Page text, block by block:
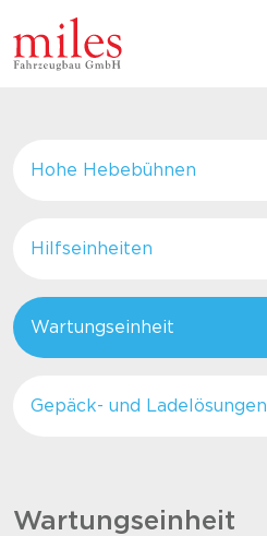
Hohe Hebebühnen
Hilfseinheiten
Wartungseinheit
Gepäck- und Ladelösungen
Wartungseinheit